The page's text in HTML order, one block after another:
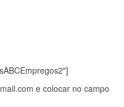
e colocar no campo